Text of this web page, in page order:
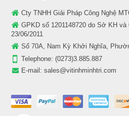
Cty TNHH Giải Pháp Công Nghệ
GPKD số 1201148720 do Sở KH
23/06/2011
Số 70A, Nam Kỳ Khởi Nghĩa,
Telephone: (0273)3.885.887
E-mail: sales@vitinhminhtri.com